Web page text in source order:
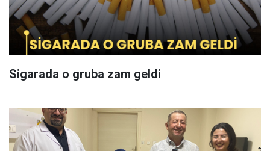
Sigarada o gruba zam geldi